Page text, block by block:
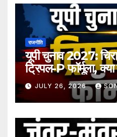
राजनीति
यूपी चुनाव 2027:
ट्रिपल-P फॉर्मूला, क्या
समीकरण?
JULY 26, 2026